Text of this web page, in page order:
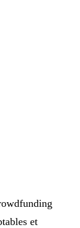
et